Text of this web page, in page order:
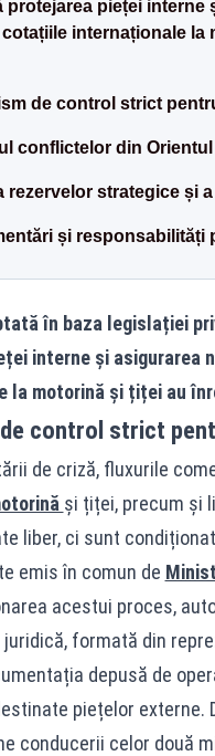
protejarea pieței
internaționale la
de control strict
conflictelor din
rezervelor strategice și
și responsabilități
în baza legislației
interne și asigurarea
la motorină și țiței au
control strict
de criză, fluxurile
și țiței, precum și
liber, ci sunt
emis în comun de
acestui proces,
formată din
depusă de
piețelor externe.
conducerii celor două